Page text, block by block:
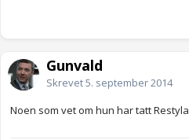
Gunvald
Skrevet5. september 2014
Noen som vet om hun har tatt